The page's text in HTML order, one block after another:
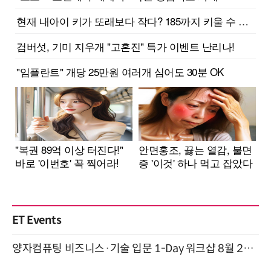
ET Events
양자컴퓨팅 비즈니스·기술 입문 1-Day 워크샵 8월 28일 개최